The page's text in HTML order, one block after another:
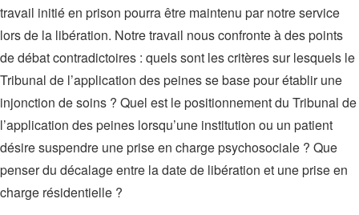
travail initié en prison pourra être maintenu par notre service
lors de la libération. Notre travail nous confronte à des points
de débat contradictoires : quels sont les critères sur lesquels le
Tribunal de l’application des peines se base pour établir une
injonction de soins ? Quel est le positionnement du Tribunal de
l’application des peines lorsqu’une institution ou un patient
désire suspendre une prise en charge psychosociale ? Que
penser du décalage entre la date de libération et une prise en
charge résidentielle ?